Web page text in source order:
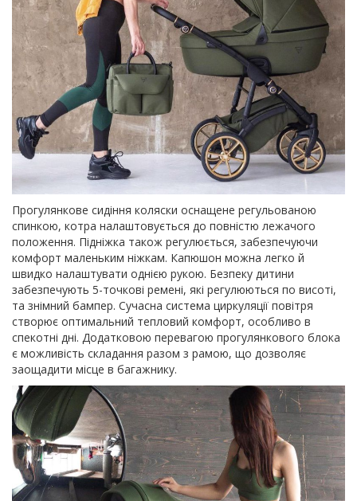
Прогулянкове сидіння коляски оснащене регульованою
спинкою, котра налаштовується до повністю лежачого
положення. Підніжка також регулюється, забезпечуючи
комфорт маленьким ніжкам. Капюшон можна легко й
швидко налаштувати однією рукою. Безпеку дитини
забезпечують 5-точкові ремені, які регулюються по висоті,
та знімний бампер. Сучасна система циркуляції повітря
створює оптимальний тепловий комфорт, особливо в
спекотні дні. Додатковою перевагою прогулянкового блока
є можливість складання разом з рамою, що дозволяє
заощадити місце в багажнику.